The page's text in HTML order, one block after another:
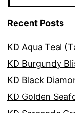
Recent Posts
KD Aqua Teal
KD Burgundy
KD Black
KD Golden